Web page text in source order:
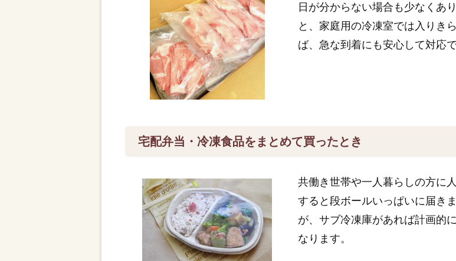
日が分からない場合も少なくあ
と、家庭用の冷凍室では入りき
ば、急な到着にも安心して対応で
宅配弁当・冷凍食品をまとめて買ったとき
共働き世帯や一人暮らしの方に
すると段ボールいっぱいに届き
が、サブ冷凍庫があれば計画的
なります。